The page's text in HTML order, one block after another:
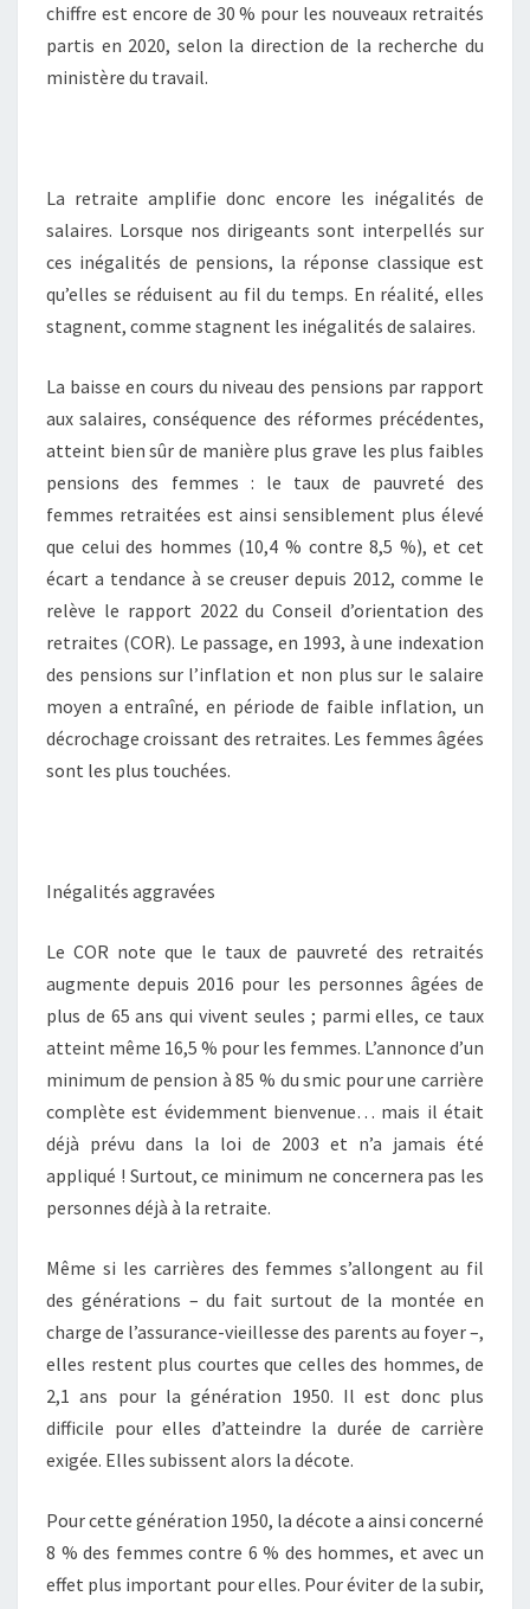
chiffre est encore de 30 % pour les nouveaux retraités
partis en 2020, selon la direction de la recherche du
ministère du travail.
La retraite amplifie donc encore les inégalités de
salaires. Lorsque nos dirigeants sont interpellés sur
ces inégalités de pensions, la réponse classique est
qu’elles se réduisent au fil du temps. En réalité, elles
stagnent, comme stagnent les inégalités de salaires.
La baisse en cours du niveau des pensions par rapport
aux salaires, conséquence des réformes précédentes,
atteint bien sûr de manière plus grave les plus faibles
pensions des femmes : le taux de pauvreté des
femmes retraitées est ainsi sensiblement plus élevé
que celui des hommes (10,4 % contre 8,5 %), et cet
écart a tendance à se creuser depuis 2012, comme le
relève le rapport 2022 du Conseil d’orientation des
retraites (COR). Le passage, en 1993, à une indexation
des pensions sur l’inflation et non plus sur le salaire
moyen a entraîné, en période de faible inflation, un
décrochage croissant des retraites. Les femmes âgées
sont les plus touchées.
Inégalités aggravées
Le COR note que le taux de pauvreté des retraités
augmente depuis 2016 pour les personnes âgées de
plus de 65 ans qui vivent seules ; parmi elles, ce taux
atteint même 16,5 % pour les femmes. L’annonce d’un
minimum de pension à 85 % du smic pour une carrière
complète est évidemment bienvenue… mais il était
déjà prévu dans la loi de 2003 et n’a jamais été
appliqué ! Surtout, ce minimum ne concernera pas les
personnes déjà à la retraite.
Même si les carrières des femmes s’allongent au fil
des générations – du fait surtout de la montée en
charge de l’assurance-vieillesse des parents au foyer –,
elles restent plus courtes que celles des hommes, de
2,1 ans pour la génération 1950. Il est donc plus
difficile pour elles d’atteindre la durée de carrière
exigée. Elles subissent alors la décote.
Pour cette génération 1950, la décote a ainsi concerné
8 % des femmes contre 6 % des hommes, et avec un
effet plus important pour elles. Pour éviter de la subir,